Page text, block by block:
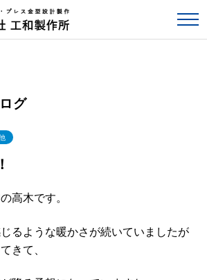
高木です。
るような暖かさが続いていましたが
きて、